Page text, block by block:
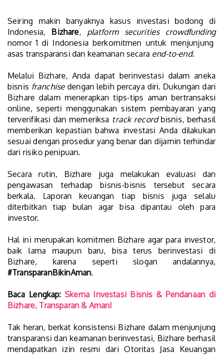
Seiring makin banyaknya kasus investasi bodong di
Indonesia, Bizhare, platform securities crowdfunding
nomor 1 di Indonesia berkomitmen untuk menjunjung
asas transparansi dan keamanan secara end-to-end.
Melalui Bizhare, Anda dapat berinvestasi dalam aneka
bisnis franchisedengan lebih percaya diri. Dukungan dari
Bizhare dalam menerapkan tips-tips aman bertransaksi
online, seperti menggunakan sistem pembayaran yang
terverifikasi dan memeriksa track recordbisnis, berhasil
memberikan kepastian bahwa investasi Anda dilakukan
sesuai dengan prosedur yang benar dan dijamin terhindar
dari risiko penipuan.
Secara rutin, Bizhare juga melakukan evaluasi dan
pengawasan terhadap bisnis-bisnis tersebut secara
berkala. Laporan keuangan tiap bisnis juga selalu
diterbitkan tiap bulan agar bisa dipantau oleh para
investor.
Hal ini merupakan komitmen Bizhare agar para investor,
baik lama maupun baru, bisa terus berinvestasi di
Bizhare, karena seperti slogan andalannya,
#TransparanBikinAman.
Baca Lengkap:Skema Investasi Bisnis & Pendanaan di
Bizhare, Transparan & Aman!
Tak heran, berkat konsistensi Bizhare dalam menjunjung
transparansi dan keamanan berinvestasi, Bizhare berhasil
mendapatkan izin resmi dari Otoritas Jasa Keuangan